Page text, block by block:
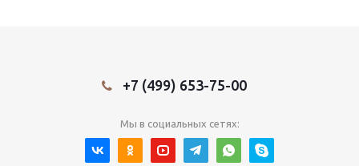
+7 (499) 653-75-00
Мы в социальных сетях: